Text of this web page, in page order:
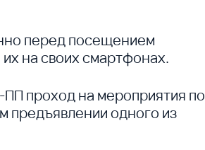
перед посещением
на своих смартфонах.
проход на мероприятия по
предъявлении одного из